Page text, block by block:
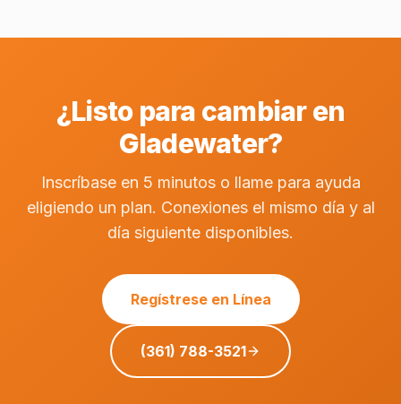
¿Listo para cambiar en
Gladewater?
Inscríbase en 5 minutos o llame para ayuda
eligiendo un plan. Conexiones el mismo día y al
día siguiente disponibles.
Regístrese en Línea
(361) 788-3521